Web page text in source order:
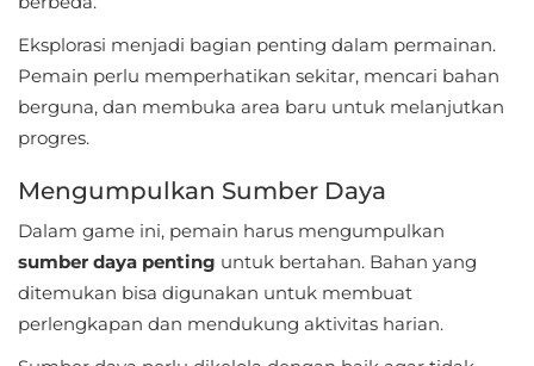
&
Reference
Buku
&
Referensi
Business
Comics
Eksplorasi menjadi bagian penting dalam permainan.
Pemain perlu memperhatikan sekitar, mencari bahan
berguna, dan membuka area baru untuk melanjutkan
progres.
Mengumpulkan Sumber Daya
Dalam game ini, pemain harus mengumpulkan
sumber daya penting untuk bertahan. Bahan yang
ditemukan bisa digunakan untuk membuat
perlengkapan dan mendukung aktivitas harian.